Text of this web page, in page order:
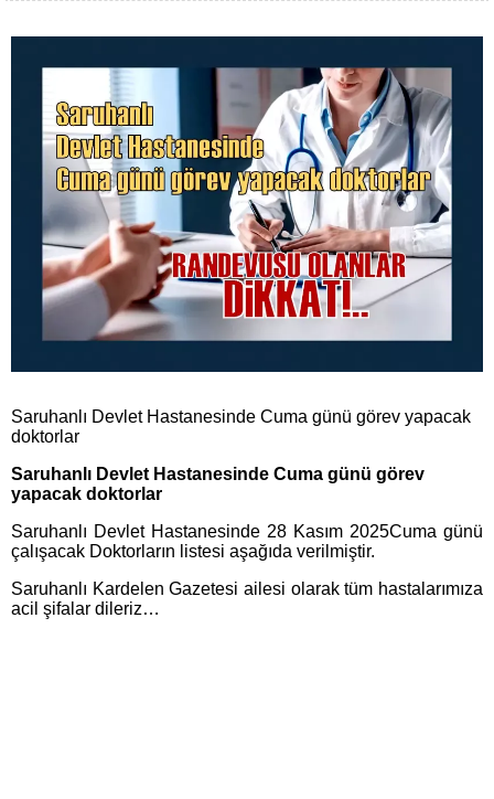
Saruhanlı Devlet Hastanesinde Cuma günü görev yapacak
doktorlar
Saruhanlı Devlet Hastanesinde Cuma günü görev
yapacak doktorlar
Saruhanlı Devlet Hastanesinde 28 Kasım 2025Cuma günü
çalışacak Doktorların listesi aşağıda verilmiştir.
Saruhanlı Kardelen Gazetesi ailesi olarak tüm hastalarımıza
acil şifalar dileriz…